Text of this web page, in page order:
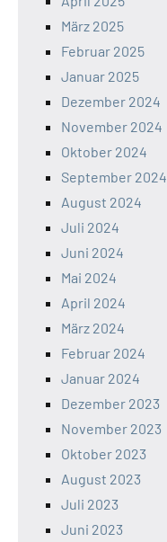
März 2025
Februar 2025
Januar 2025
Dezember 2024
November 2024
Oktober 2024
September 2024
August 2024
Juli 2024
Juni 2024
Mai 2024
April 2024
März 2024
Februar 2024
Januar 2024
Dezember 2023
November 2023
Oktober 2023
August 2023
Juli 2023
Juni 2023